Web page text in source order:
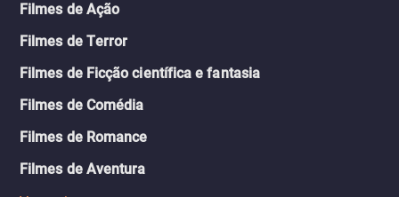
Filmes de Ação
Filmes de Terror
Filmes de Ficção científica e fantasia
Filmes de Comédia
Filmes de Romance
Filmes de Aventura